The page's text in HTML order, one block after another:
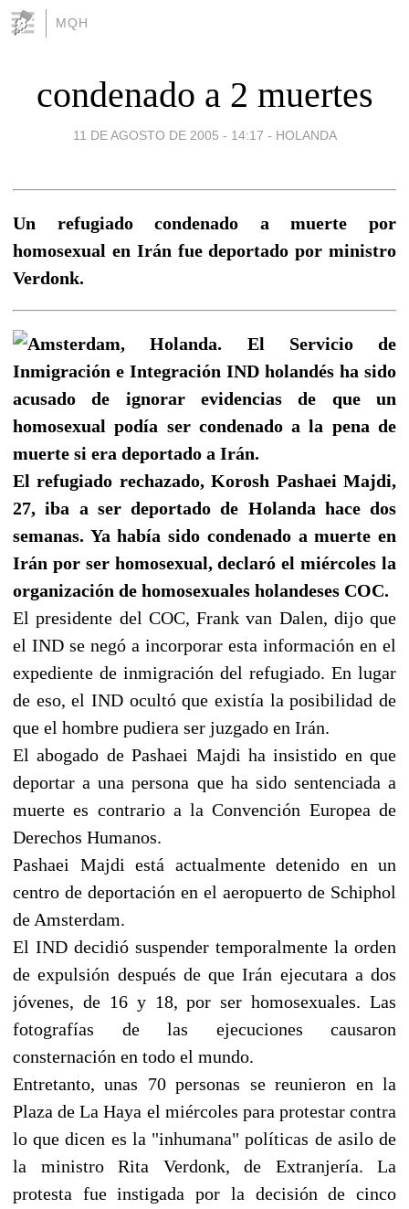
MQH
condenado a 2 muertes
11 DE AGOSTO DE 2005 - 14:17 - HOLANDA
Un refugiado condenado a muerte por
homosexual en Irán fue deportado por ministro
Verdonk.
Amsterdam, Holanda. El Servicio de
Inmigración e Integración IND holandés ha sido
acusado de ignorar evidencias de que un
homosexual podía ser condenado a la pena de
muerte si era deportado a Irán.
El refugiado rechazado, Korosh Pashaei Majdi,
27, iba a ser deportado de Holanda hace dos
semanas. Ya había sido condenado a muerte en
Irán por ser homosexual, declaró el miércoles la
organización de homosexuales holandeses COC.
El presidente del COC, Frank van Dalen, dijo que
el IND se negó a incorporar esta información en el
expediente de inmigración del refugiado. En lugar
de eso, el IND ocultó que existía la posibilidad de
que el hombre pudiera ser juzgado en Irán.
El abogado de Pashaei Majdi ha insistido en que
deportar a una persona que ha sido sentenciada a
muerte es contrario a la Convención Europea de
Derechos Humanos.
Pashaei Majdi está actualmente detenido en un
centro de deportación en el aeropuerto de Schiphol
de Amsterdam.
El IND decidió suspender temporalmente la orden
de expulsión después de que Irán ejecutara a dos
jóvenes, de 16 y 18, por ser homosexuales. Las
fotografías de las ejecuciones causaron
consternación en todo el mundo.
Entretanto, unas 70 personas se reunieron en la
Plaza de La Haya el miércoles para protestar contra
lo que dicen es la "inhumana" políticas de asilo de
la ministro Rita Verdonk, de Extranjería. La
protesta fue instigada por la decisión de cinco